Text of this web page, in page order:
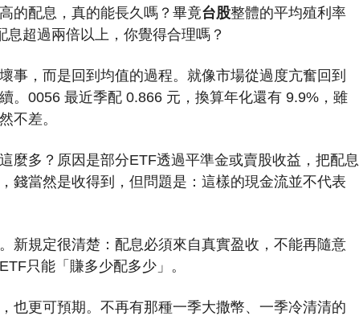
的配息，真的能長久嗎？畢竟台股整體的平均殖利率
超過兩倍以上，你覺得合理嗎？
事，而是回到均值的過程。就像市場從過度亢奮回到
。0056 最近季配 0.866 元，換算年化還有 9.9%，雖
不差。
麼多？原因是部分ETF透過平準金或賣股收益，把配息
錢當然是收得到，但問題是：這樣的現金流並不代表
新規定很清楚：配息必須來自真實盈收，不能再隨意
只能「賺多少配多少」。
也更可預期。不再有那種一季大撒幣、一季冷清清的